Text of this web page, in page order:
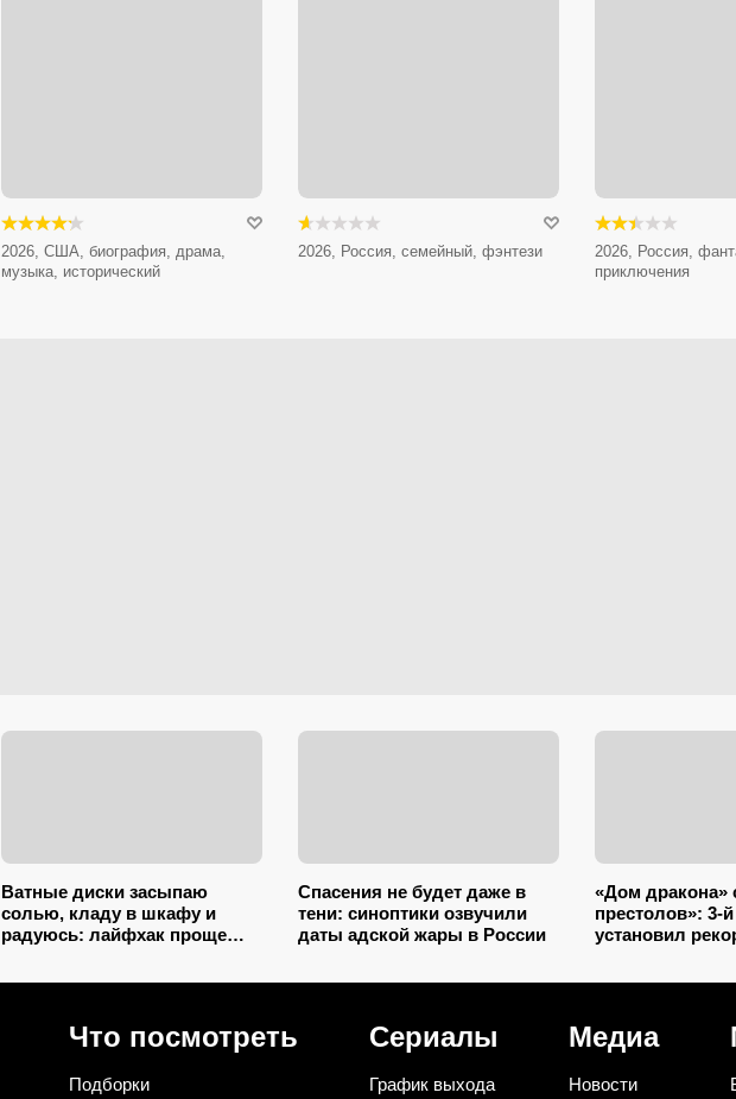
2026, США, биография, драма,
музыка, исторический
2026, Россия, семейный, фэнтези
2026, Россия,
приключения
Ватные диски засыпаю
солью, кладу в шкафу и
радуюсь: лайфхак проще
Спасения не будет даже в
тени: синоптики озвучили
даты адской жары в России
«Дом дракона»
престолов»: 3-й
установил
Что посмотреть
Подборки
Сериалы
График выхода
Медиа
Новости